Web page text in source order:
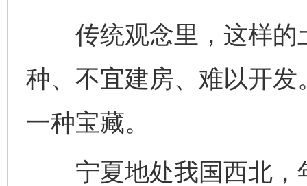
传统观念里，这样的
种、不宜建房、难以开
一种宝藏。
宁夏地处我国西北，